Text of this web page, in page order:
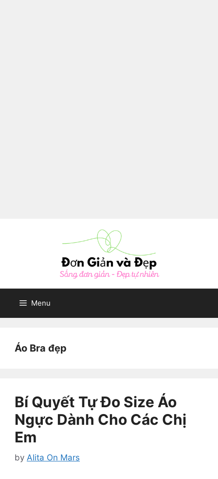
Menu
Áo Bra đẹp
Bí Quyết Tự Đo Size Áo
Ngực Dành Cho Các Chị
Em
by Alita On Mars